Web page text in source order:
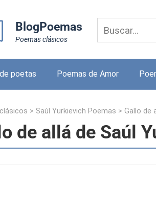
BlogPoemas
Poemas clásicos
poetas Poemas de Amor
> Saúl Yurkievich Poemas > Gallo de
de allá de Saúl